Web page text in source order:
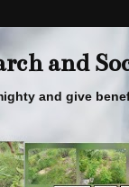
and
and give